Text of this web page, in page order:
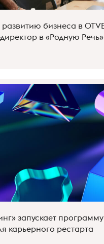
бизнеса в
в «Родную
запускает программу
карьерного рестарта